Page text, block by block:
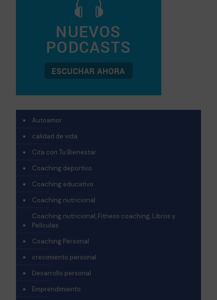
Autoamor
calidad de vida
Cita con Tu Bienestar
Coaching deportivo
Coaching educativo
Coaching nutricional
Coaching nutricional, Fitness coaching, Libros y
Películas
Coaching Personal
crecimiento personal
Desarrollo personal
Emprendimiento